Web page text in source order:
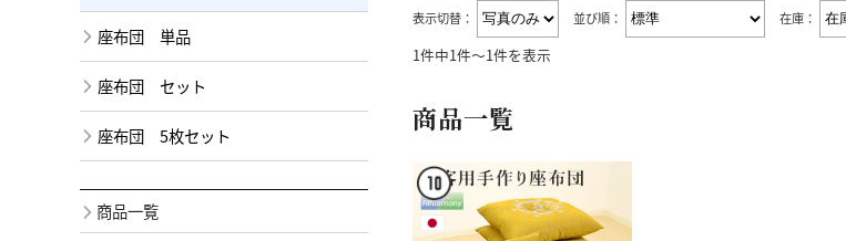
表示切替： 並び順： 在庫：
1件中1件～1件を表示
商品一覧
座布団 単品
座布団 セット
座布団 5枚セット
商品一覧